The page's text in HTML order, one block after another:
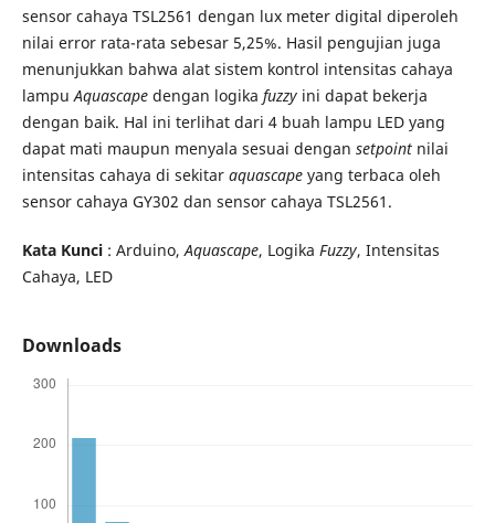
sensor cahaya TSL2561 dengan lux meter digital diperoleh
nilai error rata-rata sebesar 5,25%. Hasil pengujian juga
menunjukkan bahwa alat sistem kontrol intensitas cahaya
lampuAquascape dengan logika fuzzyini dapat bekerja
dengan baik. Hal ini terlihat dari 4 buah lampu LED yang
dapat mati maupun menyala sesuai dengan setpoint nilai
intensitas cahaya di sekitar aquascape yang terbaca oleh
sensor cahaya GY302 dan sensor cahaya TSL2561.
Kata Kunci: Arduino,Aquascape, Logika Fuzzy, Intensitas
Cahaya, LED
Downloads